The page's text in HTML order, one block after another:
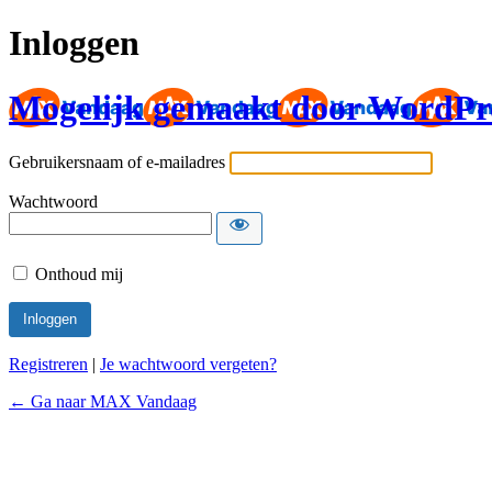
Inloggen
Mogelijk gemaakt door
Gebruikersnaam of e-mailadres
Wachtwoord
Onthoud mij
Registreren | Je wachtwoord vergeten?
← Ga naar MAX Vandaag